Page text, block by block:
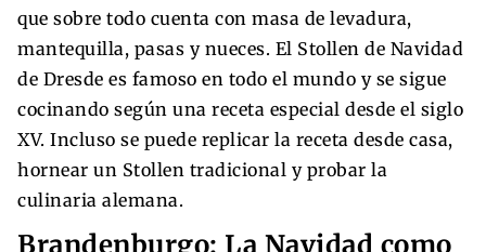
que sobre todo cuenta con masa de levadura,
mantequilla, pasas y nueces. El Stollen de Navidad
de Dresde es famoso en todo el mundo y se sigue
cocinando según una receta especial desde el siglo
XV. Incluso se puede replicar la receta desde casa,
hornear un Stollen tradicional y probar la
culinaria alemana.
Brandenburgo: La Navidad como